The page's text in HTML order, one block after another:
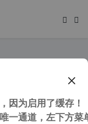
放的方法
因为启用了缓存！
一通道，左下方菜